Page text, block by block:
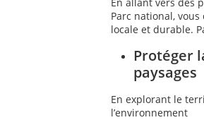
Parc national,
locale et durable.
Protéger
paysages
En explorant le
l’environnement